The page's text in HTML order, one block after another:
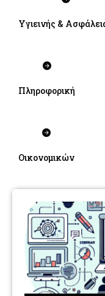
Υγιεινής &
Πληροφορική
Οικονομικών